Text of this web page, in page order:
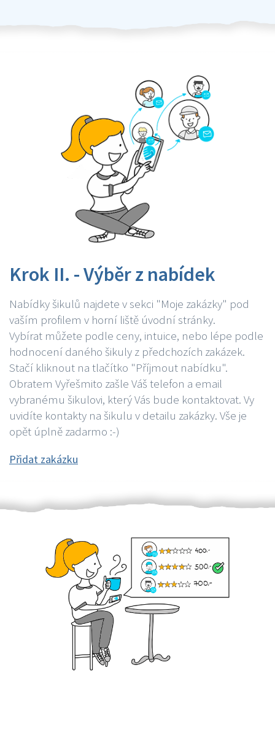
Krok II. - Výběr z nabídek
Nabídky šikulů najdete v sekci "Moje zakázky" pod
vaším profilem v horní liště úvodní stránky.
Vybírat můžete podle ceny, intuice, nebo lépe podle
hodnocení daného šikuly z předchozích zakázek.
Stačí kliknout na tlačítko "Příjmout nabídku".
Obratem Vyřešmito zašle Váš telefon a email
vybranému šikulovi, který Vás bude kontaktovat. Vy
uvidíte kontakty na šikulu v detailu zakázky. Vše je
opět úplně zadarmo :-)
Přidat zakázku